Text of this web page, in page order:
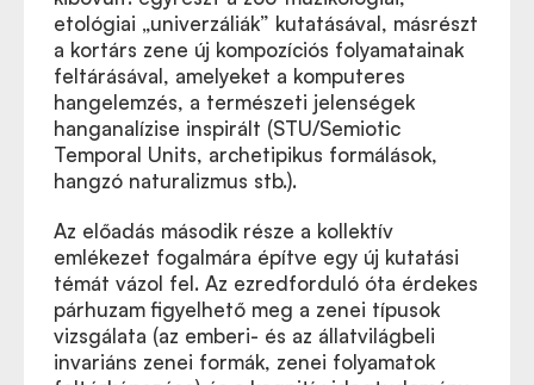
etológiai „univerzáliák” kutatásával, másrészt
a kortárs zene új kompozíciós folyamatainak
feltárásával, amelyeket a komputeres
hangelemzés, a természeti jelenségek
hanganalízise inspirált (STU/Semiotic
Temporal Units, archetipikus formálások,
hangzó naturalizmus stb.).
Az előadás második része a kollektív
emlékezet fogalmára építve egy új kutatási
témát vázol fel. Az ezredforduló óta érdekes
párhuzam figyelhető meg a zenei típusok
vizsgálata (az emberi- és az állatvilágbeli
invariáns zenei formák, zenei folyamatok